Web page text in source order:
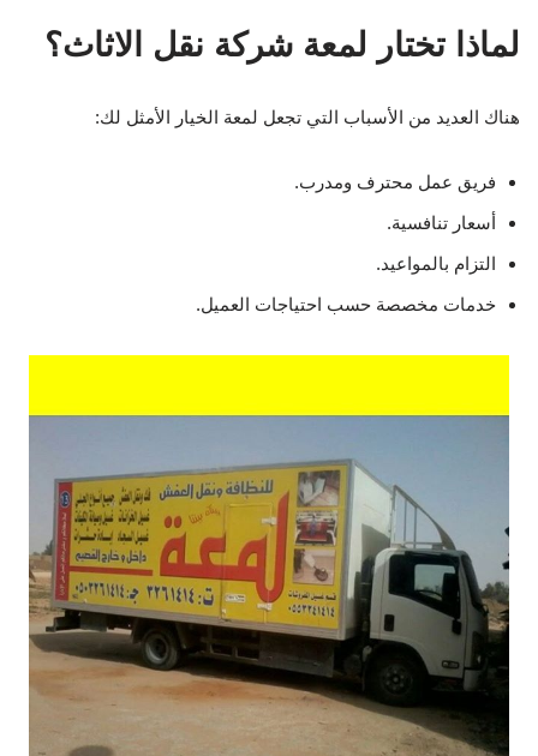
لماذا تختار لمعة شركة نقل الاثاث؟
هناك العديد من الأسباب التي تجعل لمعة الخيار الأمثل لك:
فريق عمل محترف ومدرب.
أسعار تنافسية.
التزام بالمواعيد.
خدمات مخصصة حسب احتياجات العميل.